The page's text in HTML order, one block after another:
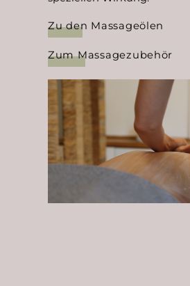
Zu den Massageölen
Zum Massagezubehör